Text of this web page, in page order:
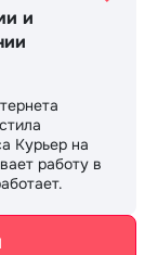
и
Курьер на
работу в